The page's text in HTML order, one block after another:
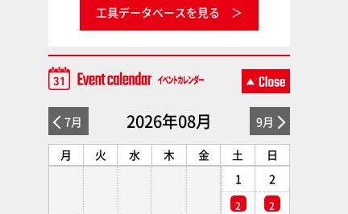
工具データベースを見る
7月 2026年08月 9月
月 火 水 木 金 土
日
1
2
2
2